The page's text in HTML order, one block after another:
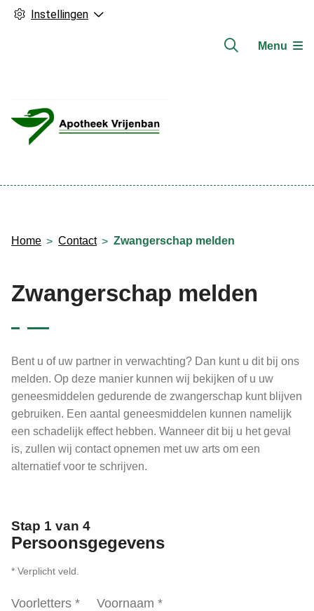
Instellingen
Menu
Home Contact Zwangerschap melden
Zwangerschap melden
Bent u of uw partner in verwachting? Dan kunt u dit bij ons
melden. Op deze manier kunnen wij bekijken of u uw
geneesmiddelen gedurende de zwangerschap kunt blijven
gebruiken. Een aantal geneesmiddelen kunnen namelijk
een schadelijk effect hebben. Wanneer dit bij u het geval
is, zullen wij contact opnemen met uw arts om een
alternatief voor te schrijven.
Stap 1 van 4
Persoonsgegevens
* Verplicht veld.
Voorletters * Voornaam *